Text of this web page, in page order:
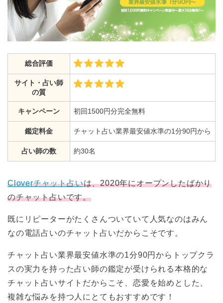
総合評価
サイト・占い師
の質
キャンペーン 初回1500円分完全無料
鑑定料金 チャット占い業界最安値水準の1分90円から
占い師の数 約30名
Cloverチャット占いは、2020年にオープンしたばかり
のチャット占いです。
既にリピーターがたくさんついていて人気なのはみん
なの電話占いのチャット占いだからこそです。
チャット占い業界最安値水準の1分90円からトップクラ
スの実力を持った占い師の鑑定が受けられる本格的な
チャット占いサイトだからこそ、恋愛を始めとした、
複雑な悩みを持つ人にとてもおすすめです！